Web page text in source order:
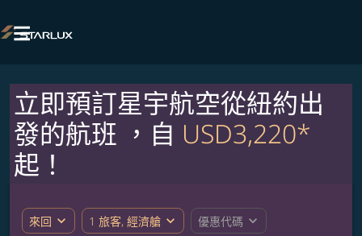

立即預訂星宇航空從紐約出
發的航班 ，自 USD3,220*
起！
來回 expand_more 1 旅客, 經濟艙 expand_more 優惠代碼 expand_more